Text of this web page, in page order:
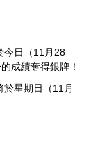
今日（11月28
成績奪得銀牌！
星期日（11月